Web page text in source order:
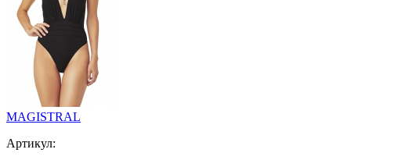
MAGISTRAL
Артикул: